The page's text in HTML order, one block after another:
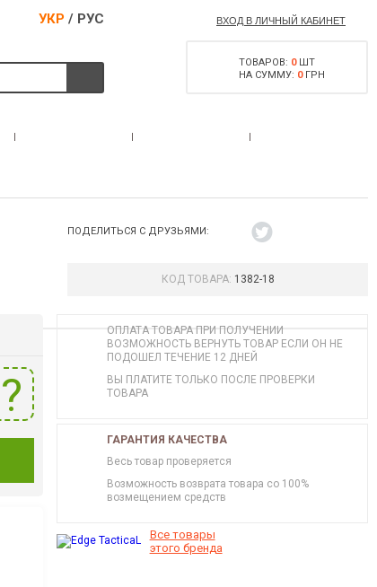
УКР / РУС ВХОД В ЛИЧНЫЙ КАБИНЕТ
ТОВАРОВ: 0ШТ
НА СУММУ: 0ГРН
ПОДЕЛИТЬСЯ С ДРУЗЬЯМИ:
КОД ТОВАРА: 1382-18
ОПЛАТА ТОВАРА ПРИ ПОЛУЧЕНИИ
ВОЗМОЖНОСТЬ ВЕРНУТЬ ТОВАР ЕСЛИ ОН НЕ
ПОДОШЕЛ ТЕЧЕНИЕ 12 ДНЕЙ
ВЫ ПЛАТИТЕ ТОЛЬКО ПОСЛЕ ПРОВЕРКИ
ТОВАРА
ГАРАНТИЯ КАЧЕСТВА
Весь товар проверяется
Возможность возврата товара со 100%
возмещением средств
Все товары
этого бренда